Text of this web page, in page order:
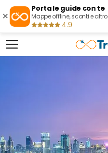
×
Porta le guide con te
Mappe offline, sconti e altro
4.9